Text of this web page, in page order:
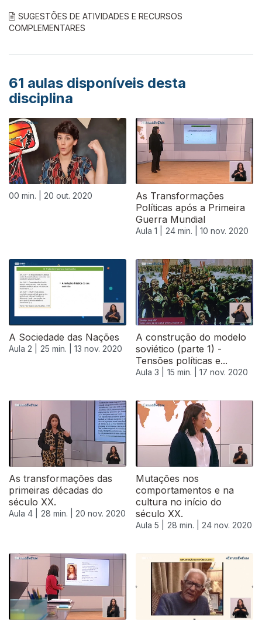
SUGESTÕES DE ATIVIDADES E RECURSOS
COMPLEMENTARES
61 aulas disponíveis desta
disciplina
00 min. | 20 out. 2020
As Transformações
Políticas após a Primeira
Guerra Mundial
Aula 1 | 24 min. | 10 nov. 2020
A Sociedade das Nações
Aula 2 | 25 min. | 13 nov. 2020
A construção do modelo
soviético (parte 1) -
Tensões políticas e...
Aula 3 | 15 min. | 17 nov. 2020
As transformações das
primeiras décadas do
século XX.
Aula 4 | 28 min. | 20 nov. 2020
Mutações nos
comportamentos e na
cultura no início do
século XX.
Aula 5 | 28 min. | 24 nov. 2020